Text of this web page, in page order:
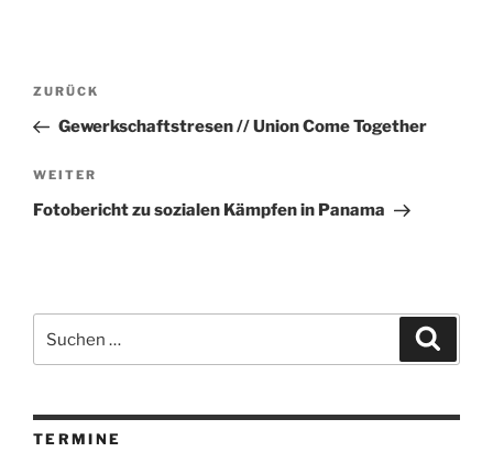
Beitragsnavigation
Vorheriger
Beitrag
ZURÜCK
Gewerkschaftstresen // Union Come Together
Nächster
Beitrag
WEITER
Fotobericht zu sozialen Kämpfen in Panama
nach:
TERMINE